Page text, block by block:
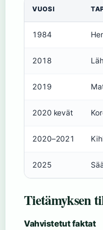
VUOSI
1984
2018
2019
2020 kevät
2020–2021
2025
Tietämyksen
Vahvistetut faktat